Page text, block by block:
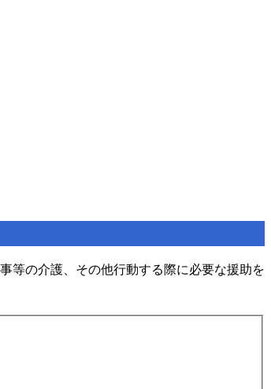
等の介護、その他行動する際に必要な援助を